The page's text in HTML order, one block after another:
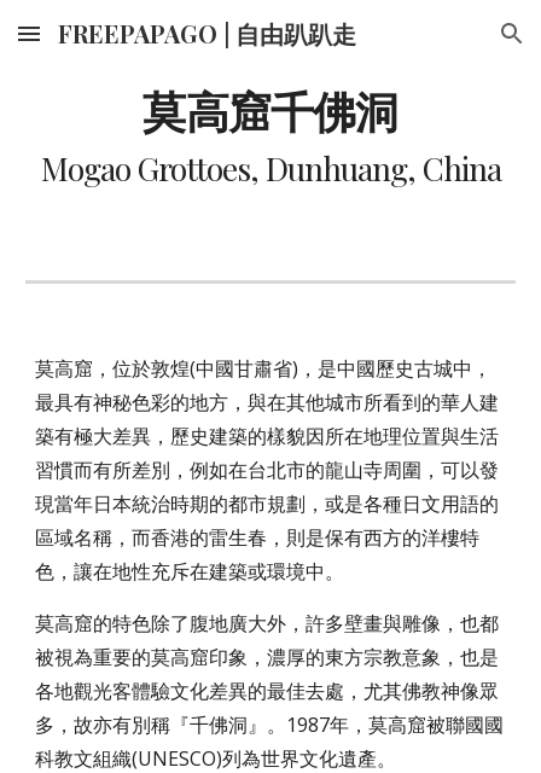
Skip to main content Skip to navigation
FREEPAPAGO | 自由趴趴走
莫高窟千佛洞
Mogao Grottoes, Dunhuang, China
莫高窟，位於敦煌(中國甘肅省)，是中國歷史古城中，
最具有神秘色彩的地方，與在其他城市所看到的華人建
築有極大差異，歷史建築的樣貌因所在地理位置與生活
習慣而有所差別，例如在台北市的龍山寺周圍，可以發
現當年日本統治時期的都市規劃，或是各種日文用語的
區域名稱，而香港的雷生春，則是保有西方的洋樓特
色，讓在地性充斥在建築或環境中。
莫高窟的特色除了腹地廣大外，許多壁畫與雕像，也都
被視為重要的莫高窟印象，濃厚的東方宗教意象，也是
各地觀光客體驗文化差異的最佳去處，尤其佛教神像眾
多，故亦有別稱『千佛洞』。1987年，莫高窟被聯國國
科教文組織(UNESCO)列為世界文化遺產。